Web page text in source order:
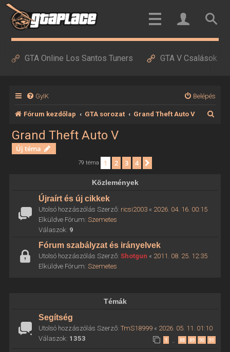
GTA Online Los Santos Tuners GTA V Csalások
GyIK Belépés
Fórum kezdőlap GTA sorozat Grand Theft Auto V
Grand Theft Auto V
Új téma
79 téma 1 2 3 4
Közlemények
Újraírt és új cikkek
Utolsó hozzászólás Szerző: ricsi2003« 2026. 04. 16. 00:15
Elküldve Fórum: Szemetes
Válaszok: 9
Fórum szabályzat és irányelvek
Utolsó hozzászólás Szerző: Shotgun « 2011. 08. 25. 12:35
Elküldve Fórum: Szemetes
Témák
Segítség
Utolsó hozzászólás Szerző: TmS18999« 2026. 05. 11. 01:10
Válaszok: 1353 1 88 89 90 91